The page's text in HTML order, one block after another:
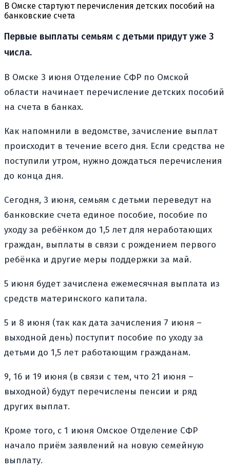
В Омске стартуют перечисления детских пособий на
банковские счета
Первые выплаты семьям с детьми придут уже 3
числа.
В Омске 3 июня Отделение СФР по Омской
области начинает перечисление детских пособий
на счета в банках.
Как напомнили в ведомстве, зачисление выплат
происходит в течение всего дня. Если средства не
поступили утром, нужно дождаться перечисления
до конца дня.
Сегодня, 3 июня, семьям с детьми переведут на
банковские счета единое пособие, пособие по
уходу за ребёнком до 1,5 лет для неработающих
граждан, выплаты в связи с рождением первого
ребёнка и другие меры поддержки за май.
5 июня будет зачислена ежемесячная выплата из
средств материнского капитала.
5 и 8 июня (так как дата зачисления 7 июня –
выходной день) поступит пособие по уходу за
детьми до 1,5 лет работающим гражданам.
9, 16 и 19 июня (в связи с тем, что 21 июня –
выходной) будут перечислены пенсии и ряд
других выплат.
Кроме того, с 1 июня Омское Отделение СФР
начало приём заявлений на новую семейную
выплату.